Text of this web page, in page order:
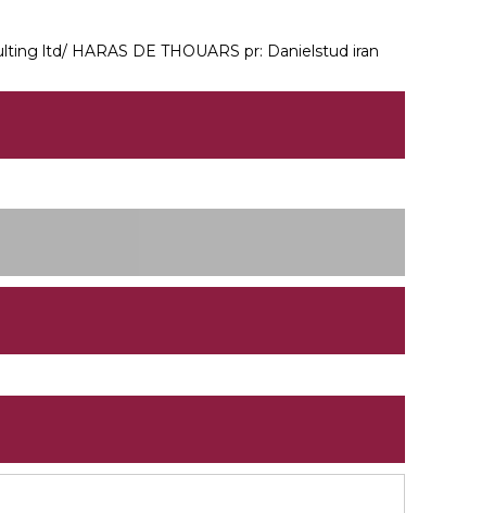
ltd/ HARAS DE THOUARS pr: Danielstud iran